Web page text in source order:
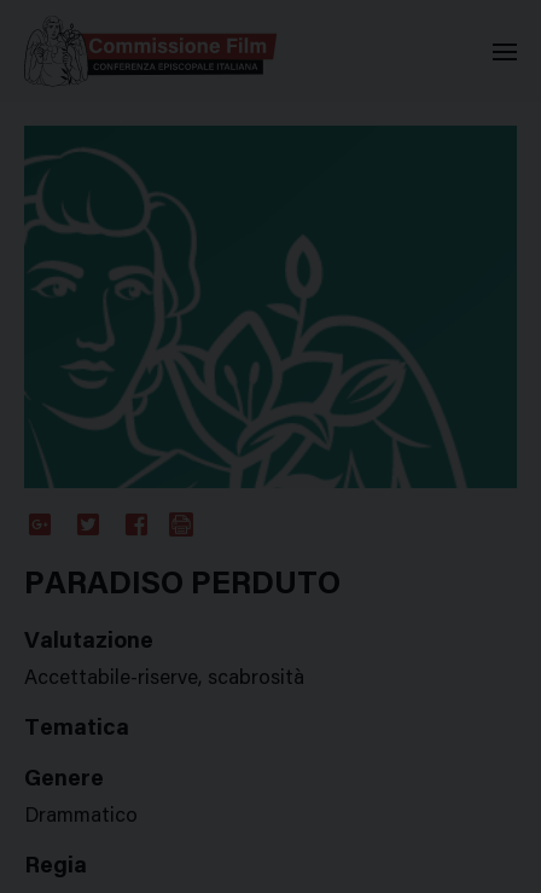
Plus
PARADISO PERDUTO
Valutazione
Accettabile-riserve, scabrosità
Tematica
Genere
Drammatico
Regia